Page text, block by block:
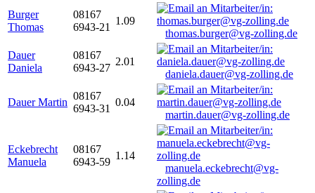
Burger
Thomas
08167
6943-21
1.09
thomas.burger@vg-zolling.de
Dauer
Daniela
08167
6943-27
2.01
daniela.dauer@vg-zolling.de
Dauer Martin
08167
6943-31
0.04
martin.dauer@vg-zolling.de
Eckebrecht
Manuela
08167
6943-59
1.14
manuela.eckebrecht@vg-
zolling.de